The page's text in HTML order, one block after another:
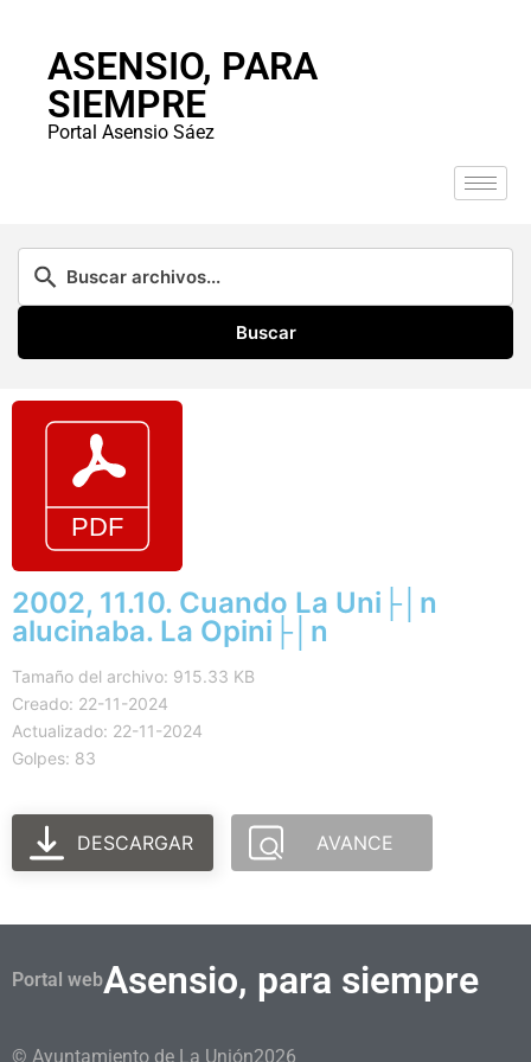
ASENSIO, PARA
SIEMPRE
Portal Asensio Sáez
Buscar
2002, 11.10. Cuando La Uni├│n
alucinaba. La Opini├│n
Tamaño del archivo: 915.33 KB
Creado: 22-11-2024
Actualizado: 22-11-2024
Golpes: 83
DESCARGAR AVANCE
Portal webAsensio, para siempre
© Ayuntamiento de La Unión2026